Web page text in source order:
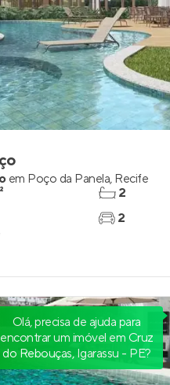
em Poço da Panela, Recife
2
2
Olá, precisa de ajuda para
encontrar um imóvel em Cruz
do Rebouças, Igarassu - PE?